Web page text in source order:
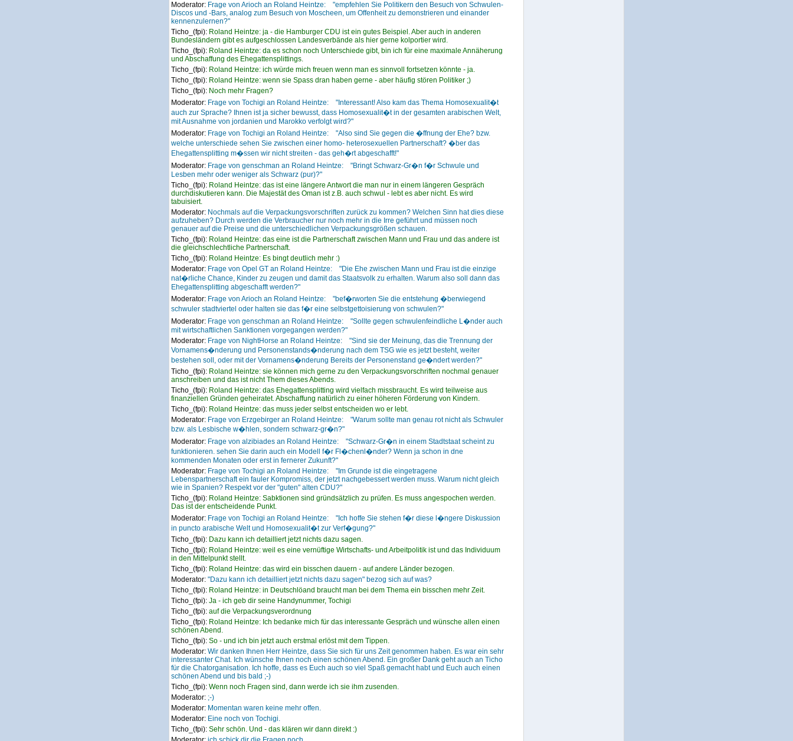
Moderator: Frage von Arioch an Roland Heintze: "empfehlen Sie Politikern den Besuch von Schwulen-
Discos und -Bars, analog zum Besuch von Moscheen, um Offenheit zu demonstrieren und einander
kennenzulernen?"
Ticho_(fpi): Roland Heintze: ja - die Hamburger CDU ist ein gutes Beispiel. Aber auch in anderen
Bundesländern gibt es aufgeschlossen Landesverbände als hier gerne kolportier wird.
Ticho_(fpi): Roland Heintze: da es schon noch Unterschiede gibt, bin ich für eine maximale Annäherung
und Abschaffung des Ehegattensplittings.
Ticho_(fpi): Roland Heintze: ich würde mich freuen wenn man es sinnvoll fortsetzen könnte - ja.
Ticho_(fpi): Roland Heintze: wenn sie Spass dran haben gerne - aber häufig stören Politiker ;)
Ticho_(fpi): Noch mehr Fragen?
Moderator: Frage von Tochigi an Roland Heintze: "Interessant! Also kam das Thema Homosexualit�t
auch zur Sprache? Ihnen ist ja sicher bewusst, dass Homosexualit�t in der gesamten arabischen Welt,
mit Ausnahme von jordanien und Marokko verfolgt wird?"
Moderator: Frage von Tochigi an Roland Heintze: "Also sind Sie gegen die �ffnung der Ehe? bzw.
welche unterschiede sehen Sie zwischen einer homo- heterosexuellen Partnerschaft? �ber das
Ehegattensplitting m�ssen wir nicht streiten - das geh�rt abgeschafft!"
Moderator: Frage von genschman an Roland Heintze: "Bringt Schwarz-Gr�n f�r Schwule und
Lesben mehr oder weniger als Schwarz (pur)?"
Ticho_(fpi): Roland Heintze: das ist eine längere Antwort die man nur in einem längeren Gespräch
durchdiskutieren kann. Die Majestät des Oman ist z.B. auch schwul - lebt es aber nicht. Es wird
tabuisiert.
Moderator: Nochmals auf die Verpackungsvorschriften zurück zu kommen? Welchen Sinn hat dies diese
aufzuheben? Durch werden die Verbraucher nur noch mehr in die Irre geführt und müssen noch
genauer auf die Preise und die unterschiedlichen Verpackungsgrößen schauen.
Ticho_(fpi): Roland Heintze: das eine ist die Partnerschaft zwischen Mann und Frau und das andere ist
die gleichschlechtliche Partnerschaft.
Ticho_(fpi): Roland Heintze: Es bingt deutlich mehr :)
Moderator: Frage von Opel GT an Roland Heintze: "Die Ehe zwischen Mann und Frau ist die einzige
nat�rliche Chance, Kinder zu zeugen und damit das Staatsvolk zu erhalten. Warum also soll dann das
Ehegattensplitting abgeschafft werden?"
Moderator: Frage von Arioch an Roland Heintze: "bef�rworten Sie die entstehung �berwiegend
schwuler stadtviertel oder halten sie das f�r eine selbstgettoisierung von schwulen?"
Moderator: Frage von genschman an Roland Heintze: "Sollte gegen schwulenfeindliche L�nder auch
mit wirtschaftlichen Sanktionen vorgegangen werden?"
Moderator: Frage von NightHorse an Roland Heintze: "Sind sie der Meinung, das die Trennung der
Vornamens�nderung und Personenstands�nderung nach dem TSG wie es jetzt besteht, weiter
bestehen soll, oder mit der Vornamens�nderung Bereits der Personenstand ge�ndert werden?"
Ticho_(fpi): Roland Heintze: sie können mich gerne zu den Verpackungsvorschriften nochmal genauer
anschreiben und das ist nicht Them dieses Abends.
Ticho_(fpi): Roland Heintze: das Ehegattensplitting wird vielfach missbraucht. Es wird teilweise aus
finanziellen Gründen geheiratet. Abschaffung natürlich zu einer höheren Förderung von Kindern.
Ticho_(fpi): Roland Heintze: das muss jeder selbst entscheiden wo er lebt.
Moderator: Frage von Erzgebirger an Roland Heintze: "Warum sollte man genau rot nicht als Schwuler
bzw. als Lesbische w�hlen, sondern schwarz-gr�n?"
Moderator: Frage von alzibiades an Roland Heintze: "Schwarz-Gr�n in einem Stadtstaat scheint zu
funktionieren. sehen Sie darin auch ein Modell f�r Fl�chenl�nder? Wenn ja schon in dne
kommenden Monaten oder erst in fernerer Zukunft?"
Moderator: Frage von Tochigi an Roland Heintze: "Im Grunde ist die eingetragene
Lebenspartnerschaft ein fauler Kompromiss, der jetzt nachgebessert werden muss. Warum nicht gleich
wie in Spanien? Respekt vor der "guten" alten CDU?"
Ticho_(fpi): Roland Heintze: Sabktionen sind gründsätzlich zu prüfen. Es muss angespochen werden.
Das ist der entscheidende Punkt.
Moderator: Frage von Tochigi an Roland Heintze: "Ich hoffe Sie stehen f�r diese l�ngere Diskussion
in puncto arabische Welt und Homosexualit�t zur Verf�gung?"
Ticho_(fpi): Dazu kann ich detailliert jetzt nichts dazu sagen.
Ticho_(fpi): Roland Heintze: weil es eine vernüftige Wirtschafts- und Arbeitpolitik ist und das Individuum
in den Mittelpunkt stellt.
Ticho_(fpi): Roland Heintze: das wird ein bisschen dauern - auf andere Länder bezogen.
Moderator: "Dazu kann ich detailliert jetzt nichts dazu sagen" bezog sich auf was?
Ticho_(fpi): Roland Heintze: in Deutschlöand braucht man bei dem Thema ein bisschen mehr Zeit.
Ticho_(fpi): Ja - ich geb dir seine Handynummer, Tochigi
Ticho_(fpi): auf die Verpackungsverordnung
Ticho_(fpi): Roland Heintze: Ich bedanke mich für das interessante Gespräch und wünsche allen einen
schönen Abend.
Ticho_(fpi): So - und ich bin jetzt auch erstmal erlöst mit dem Tippen.
Moderator: Wir danken Ihnen Herr Heintze, dass Sie sich für uns Zeit genommen haben. Es war ein sehr
interessanter Chat. Ich wünsche Ihnen noch einen schönen Abend. Ein großer Dank geht auch an Ticho
für die Chatorganisation. Ich hoffe, dass es Euch auch so viel Spaß gemacht habt und Euch auch einen
schönen Abend und bis bald ;-)
Ticho_(fpi): Wenn noch Fragen sind, dann werde ich sie ihm zusenden.
Moderator: ;-)
Moderator: Momentan waren keine mehr offen.
Moderator: Eine noch von Tochigi.
Ticho_(fpi): Sehr schön. Und - das klären wir dann direkt :)